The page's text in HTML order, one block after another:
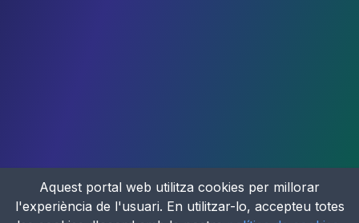
Aquest portal web utilitza cookies per millorar
l'experiència de l'usuari. En utilitzar-lo, accepteu totes